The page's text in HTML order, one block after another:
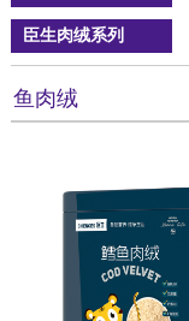
臣生肉绒系列
鱼肉绒